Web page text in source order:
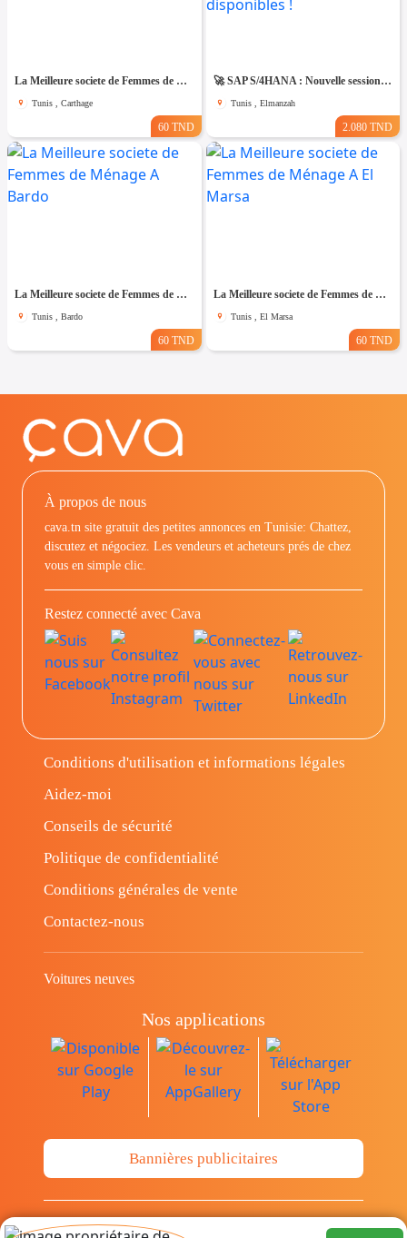
La Meilleure societe de Femmes de Ménage A Carthage
Tunis , Carthage
60 TND
🚀 SAP S/4HANA : Nouvelle session – Dernières places disponibles !
Tunis , Elmanzah
2.080 TND
La Meilleure societe de Femmes de Ménage A Bardo
Tunis , Bardo
60 TND
La Meilleure societe de Femmes de Ménage A El Marsa
Tunis , El Marsa
60 TND
À propos de nous
cava.tn site gratuit des petites annonces en Tunisie: Chattez,
discutez et négociez. Les vendeurs et acheteurs prés de chez
vous en simple clic.
Restez connecté avec Cava
Conditions d'utilisation et informations légales
Aidez-moi
Conseils de sécurité
Politique de confidentialité
Conditions générales de vente
Contactez-nous
Voitures neuves
Nos applications
Bannières publicitaires
© Copyright 2014-2026 Cava.tn Limited Tous